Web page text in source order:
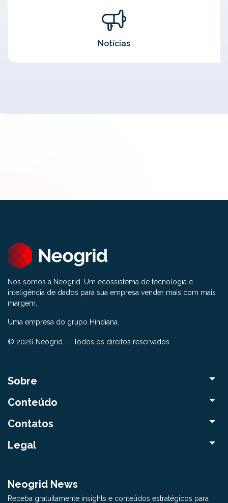
Notícias
Nós somos a Neogrid. Um ecossistema de tecnologia e
inteligência de dados para sua empresa vender mais com mais
margem.
Uma empresa do grupo Hindiana.
© 2026 Neogrid — Todos os direitos reservados
Sobre
Conteúdo
Contatos
Legal
Neogrid News